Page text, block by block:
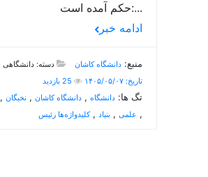
حکم آمده است:...
ادامه خبر
منبع:دانشگاه کاشان
دسته: دانشگاهی
تاریخ: ۱۴۰۵/۰۵/۰۷
تگ ها:دانشگاه ,دانشگاه کاشان , نخبگان ,
علمی , بنیاد ,کلیدواژه‌ها رئیس ,